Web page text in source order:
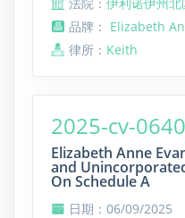
品牌： Elizabeth
律所： Keith
2025-cv-
Elizabeth Anne
and
On Schedule A
日期：06/09/2025